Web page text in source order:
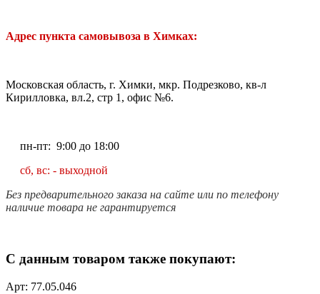
Адрес пункта самовывоза в Химках:
Московская область, г. Химки, мкр. Подрезково, кв-л
Кирилловка, вл.2, стр 1, офис №6.
пн-пт: 9:00 до 18:00
сб, вс: - выходной
Без предварительного заказа на сайте или по телефону
наличие товара не гарантируется
С данным товаром также покупают:
Арт: 77.05.046